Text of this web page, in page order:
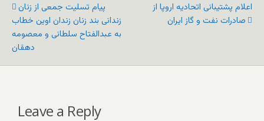
پیام تسلیت جمعی از زنان
زندانی بند زنان زندان اوین خطاب
به عبدالفتاح سلطانی و معصومه
دهقان
اعلام پشتیبانی اتحادیه اروپا از
صادرات نفت و گاز ایران
Leave a Reply